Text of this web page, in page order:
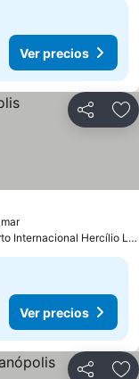
Ver precios
Compartir
Ver precios
Internacional Hercílio
Ver precios